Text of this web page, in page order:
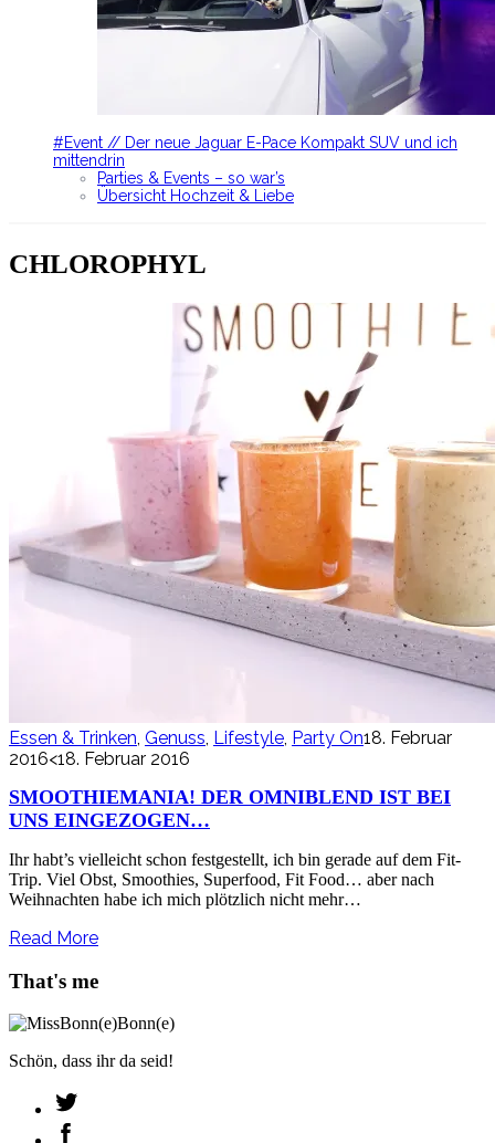
#Event // Der neue Jaguar E-Pace Kompakt SUV und ich
mittendrin
Parties & Events – so war’s
Übersicht Hochzeit & Liebe
CHLOROPHYL
Essen & Trinken, Genuss, Lifestyle, Party On18. Februar
2016<18. Februar 2016
SMOOTHIEMANIA! DER OMNIBLEND IST BEI
UNS EINGEZOGEN…
Ihr habt’s vielleicht schon festgestellt, ich bin gerade auf dem Fit-
Trip. Viel Obst, Smoothies, Superfood, Fit Food… aber nach
Weihnachten habe ich mich plötzlich nicht mehr…
Read More
That's me
Schön, dass ihr da seid!